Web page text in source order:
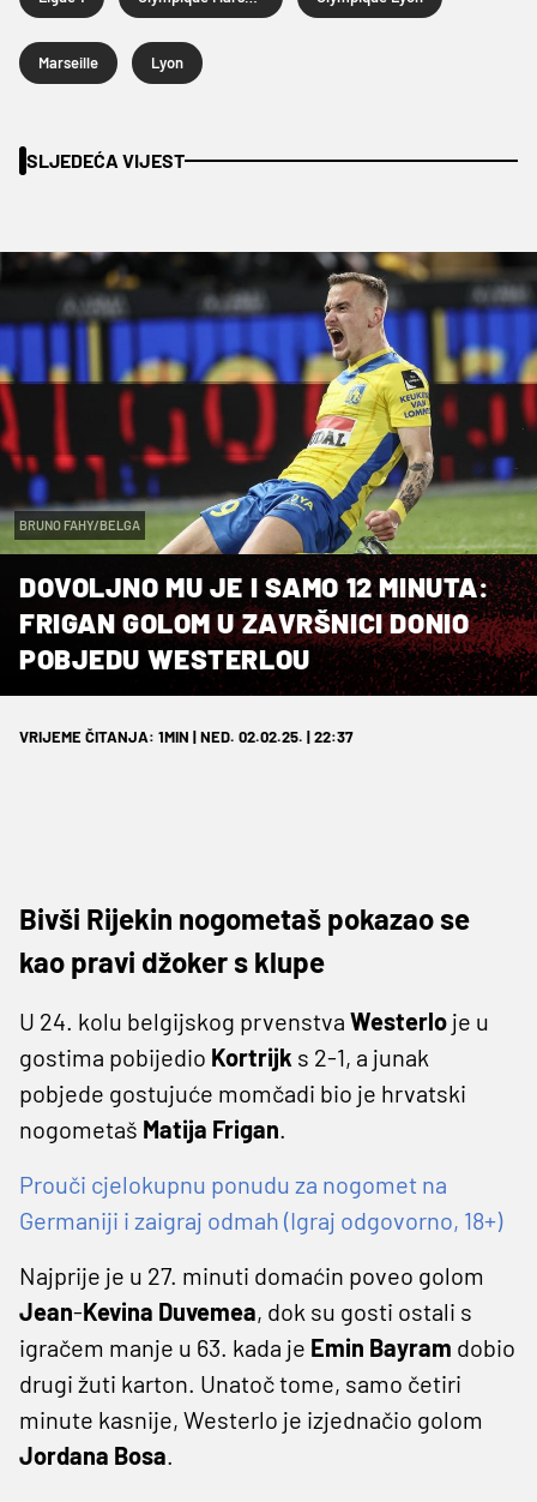
Marseille Lyon
SLJEDEĆA VIJEST
BRUNO FAHY/BELGA
DOVOLJNO MU JE I SAMO 12 MINUTA:
FRIGAN GOLOM U ZAVRŠNICI DONIO
POBJEDU WESTERLOU
VRIJEME ČITANJA: 1MIN | NED. 02.02.25. | 22:37
Bivši Rijekin nogometaš pokazao se
kao pravi džoker s klupe
U 24. kolu belgijskog prvenstva Westerlo je u
gostima pobijedio Kortrijk s 2-1, a junak
pobjede gostujuće momčadi bio je hrvatski
nogometaš Matija Frigan.
Prouči cjelokupnu ponudu za nogomet na
Germaniji i zaigraj odmah (Igraj odgovorno, 18+)
Najprije je u 27. minuti domaćin poveo golom
Jean-Kevina Duvemea, dok su gosti ostali s
igračem manje u 63. kada je Emin Bayram dobio
drugi žuti karton. Unatoč tome, samo četiri
minute kasnije, Westerlo je izjednačio golom
Jordana Bosa.